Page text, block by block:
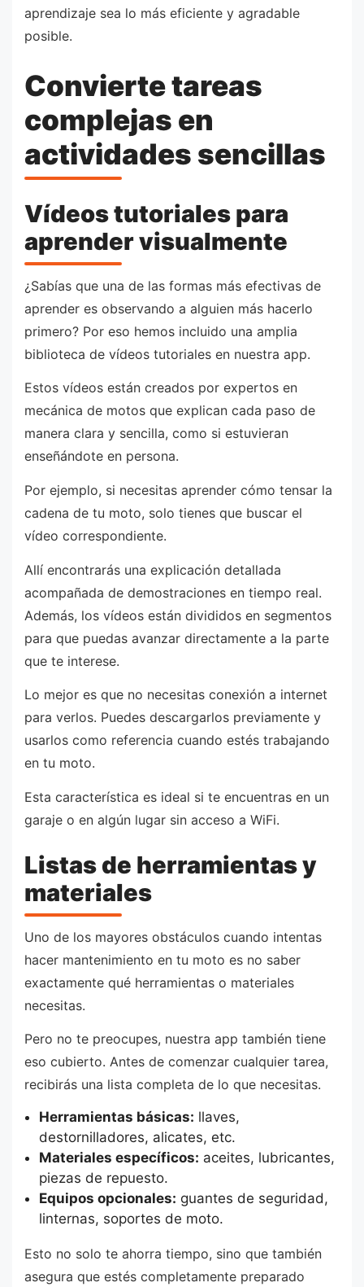
aprendizaje sea lo más eficiente y agradable
posible.
Convierte tareas
complejas en
actividades sencillas
Vídeos tutoriales para
aprender visualmente
¿Sabías que una de las formas más efectivas de
aprender es observando a alguien más hacerlo
primero? Por eso hemos incluido una amplia
biblioteca de vídeos tutoriales en nuestra app.
Estos vídeos están creados por expertos en
mecánica de motos que explican cada paso de
manera clara y sencilla, como si estuvieran
enseñándote en persona.
Por ejemplo, si necesitas aprender cómo tensar la
cadena de tu moto, solo tienes que buscar el
vídeo correspondiente.
Allí encontrarás una explicación detallada
acompañada de demostraciones en tiempo real.
Además, los vídeos están divididos en segmentos
para que puedas avanzar directamente a la parte
que te interese.
Lo mejor es que no necesitas conexión a internet
para verlos. Puedes descargarlos previamente y
usarlos como referencia cuando estés trabajando
en tu moto.
Esta característica es ideal si te encuentras en un
garaje o en algún lugar sin acceso a WiFi.
Listas de herramientas y
materiales
Uno de los mayores obstáculos cuando intentas
hacer mantenimiento en tu moto es no saber
exactamente qué herramientas o materiales
necesitas.
Pero no te preocupes, nuestra app también tiene
eso cubierto. Antes de comenzar cualquier tarea,
recibirás una lista completa de lo que necesitas.
Herramientas básicas: llaves,
destornilladores, alicates, etc.
Materiales específicos: aceites, lubricantes,
piezas de repuesto.
Equipos opcionales: guantes de seguridad,
linternas, soportes de moto.
Esto no solo te ahorra tiempo, sino que también
asegura que estés completamente preparado